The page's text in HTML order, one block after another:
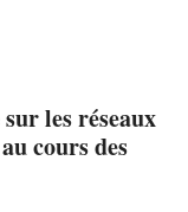
les réseaux
cours des